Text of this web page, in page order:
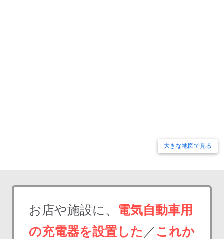
大きな地図で見る
お店や施設に、 電気自動車用
の充電器を設置した ／ これか